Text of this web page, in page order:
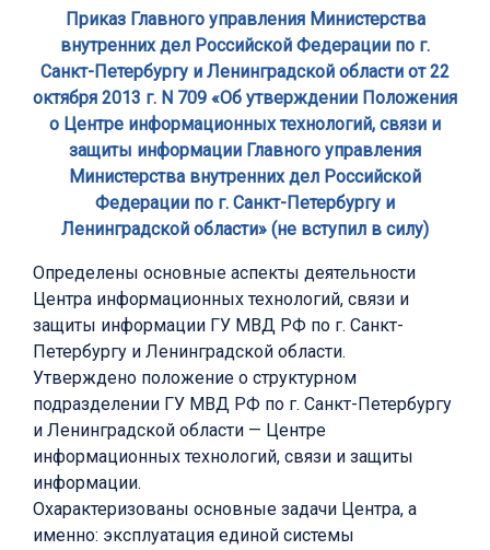
Приказ Главного управления Министерства
внутренних дел Российской Федерации по г.
Санкт-Петербургу и Ленинградской области от 22
октября 2013 г. N 709 «Об утверждении Положения
о Центре информационных технологий, связи и
защиты информации Главного управления
Министерства внутренних дел Российской
Федерации по г. Санкт-Петербургу и
Ленинградской области» (не вступил в силу)
Определены основные аспекты деятельности
Центра информационных технологий, связи и
защиты информации ГУ МВД РФ по г. Санкт-
Петербургу и Ленинградской области.
Утверждено положение о структурном
подразделении ГУ МВД РФ по г. Санкт-Петербургу
и Ленинградской области — Центре
информационных технологий, связи и защиты
информации.
Охарактеризованы основные задачи Центра, а
именно: эксплуатация единой системы